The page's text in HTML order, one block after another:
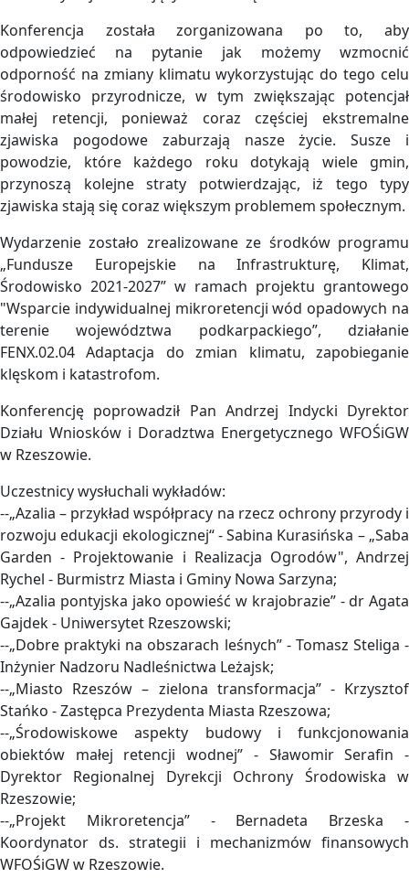
Konferencja została zorganizowana po to, aby
odpowiedzieć na pytanie jak możemy wzmocnić
odporność na zmiany klimatu wykorzystując do tego celu
środowisko przyrodnicze, w tym zwiększając potencjał
małej retencji, ponieważ coraz częściej ekstremalne
zjawiska pogodowe zaburzają nasze życie. Susze i
powodzie, które każdego roku dotykają wiele gmin,
przynoszą kolejne straty potwierdzając, iż tego typy
zjawiska stają się coraz większym problemem społecznym.
Wydarzenie zostało zrealizowane ze środków programu
„Fundusze Europejskie na Infrastrukturę, Klimat,
Środowisko 2021-2027” w ramach projektu grantowego
"Wsparcie indywidualnej mikroretencji wód opadowych na
terenie województwa podkarpackiego”, działanie
FENX.02.04 Adaptacja do zmian klimatu, zapobieganie
klęskom i katastrofom.
Konferencję poprowadził Pan Andrzej Indycki Dyrektor
Działu Wniosków i Doradztwa Energetycznego WFOŚiGW
w Rzeszowie.
Uczestnicy wysłuchali wykładów:
--„Azalia – przykład współpracy na rzecz ochrony przyrody i
rozwoju edukacji ekologicznej“ - Sabina Kurasińska – „Saba
Garden - Projektowanie i Realizacja Ogrodów", Andrzej
Rychel - Burmistrz Miasta i Gminy Nowa Sarzyna;
--„Azalia pontyjska jako opowieść w krajobrazie” - dr Agata
Gajdek - Uniwersytet Rzeszowski;
--„Dobre praktyki na obszarach leśnych” - Tomasz Steliga -
Inżynier Nadzoru Nadleśnictwa Leżajsk;
--„Miasto Rzeszów – zielona transformacja” - Krzysztof
Stańko - Zastępca Prezydenta Miasta Rzeszowa;
--„Środowiskowe aspekty budowy i funkcjonowania
obiektów małej retencji wodnej” - Sławomir Serafin -
Dyrektor Regionalnej Dyrekcji Ochrony Środowiska w
Rzeszowie;
--„Projekt Mikroretencja” - Bernadeta Brzeska -
Koordynator ds. strategii i mechanizmów finansowych
WFOŚiGW w Rzeszowie.